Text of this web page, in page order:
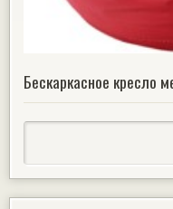
Бескаркасное кресло